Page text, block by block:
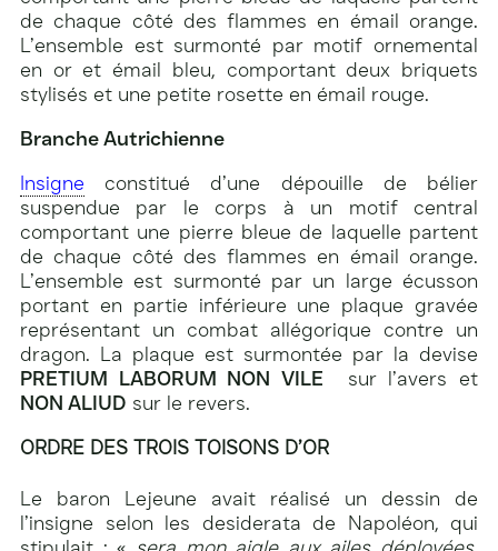
de chaque côté des flammes en émail orange.
L’ensemble est surmonté par motif ornemental
en or et émail bleu, comportant deux briquets
stylisés et une petite rosette en émail rouge.
Branche Autrichienne
Insigne
constitué d’une dépouille de bélier
suspendue par le corps à un motif central
comportant une pierre bleue de laquelle partent
de chaque côté des flammes en émail orange.
L’ensemble est surmonté par un large écusson
portant en partie inférieure une plaque gravée
représentant un combat allégorique contre un
dragon. La plaque est surmontée par la devise
PRETIUM LABORUM NON VILE sur l’avers et
NON ALIUD sur le revers.
ORDRE DES TROIS TOISONS D’OR
Le baron Lejeune avait réalisé un dessin de
l’insigne selon les desiderata de Napoléon, qui